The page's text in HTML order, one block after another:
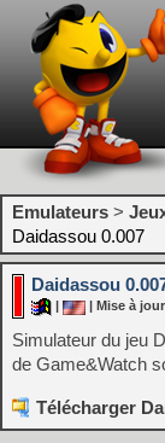
Emulateurs >
Daidassou 0.007
Daidassou
| Mise à
Simulateur du jeu
de Game&Watch
Télécharger